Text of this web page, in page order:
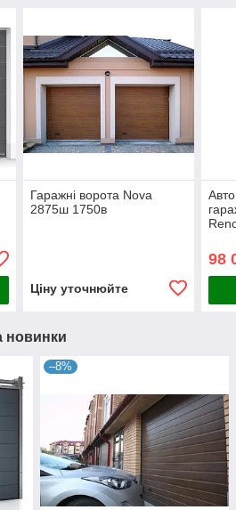
Гаражні ворота Nova
2875ш 1750в
Ціну уточнюйте
98
новинки
–8%